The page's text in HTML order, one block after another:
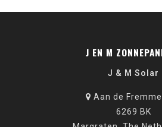
J EN M
J & M Solar
Aan de
6269 BK